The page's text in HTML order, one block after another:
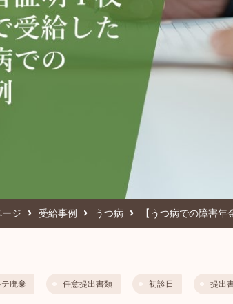
ジ 受給事例 うつ病 【うつ病での障害
テ廃棄 任意提出書類 初診日 提出